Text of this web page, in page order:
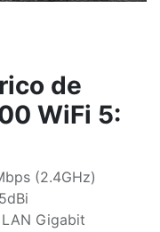
de
WiFi 5:
(2.4GHz)
Gigabit